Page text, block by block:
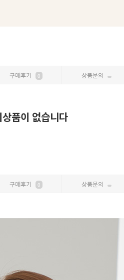
구매후기 0 상품문의
품이 없습니다
구매후기 0 상품문의